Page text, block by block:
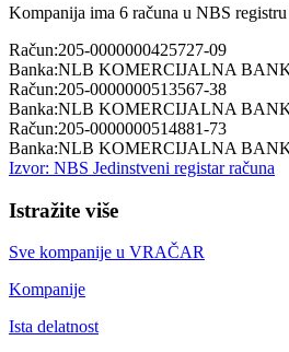
Kompanija ima 6 računa u NBS registru
Račun:205-0000000425727-09
Banka:NLB KOMERCIJALNA
Račun:205-0000000513567-38
Banka:NLB KOMERCIJALNA
Račun:205-0000000514881-73
Banka:NLB KOMERCIJALNA
Izvor: NBS Jedinstveni registar računa
Istražite više
Sve kompanije u VRAČAR
Kompanije
Ista delatnost